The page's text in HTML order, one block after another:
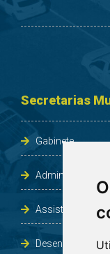
Secretarias
Gabinete
Administração e
Assistência